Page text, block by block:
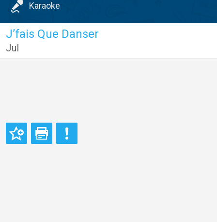
Karaoke
J’fais Que Danser
Jul